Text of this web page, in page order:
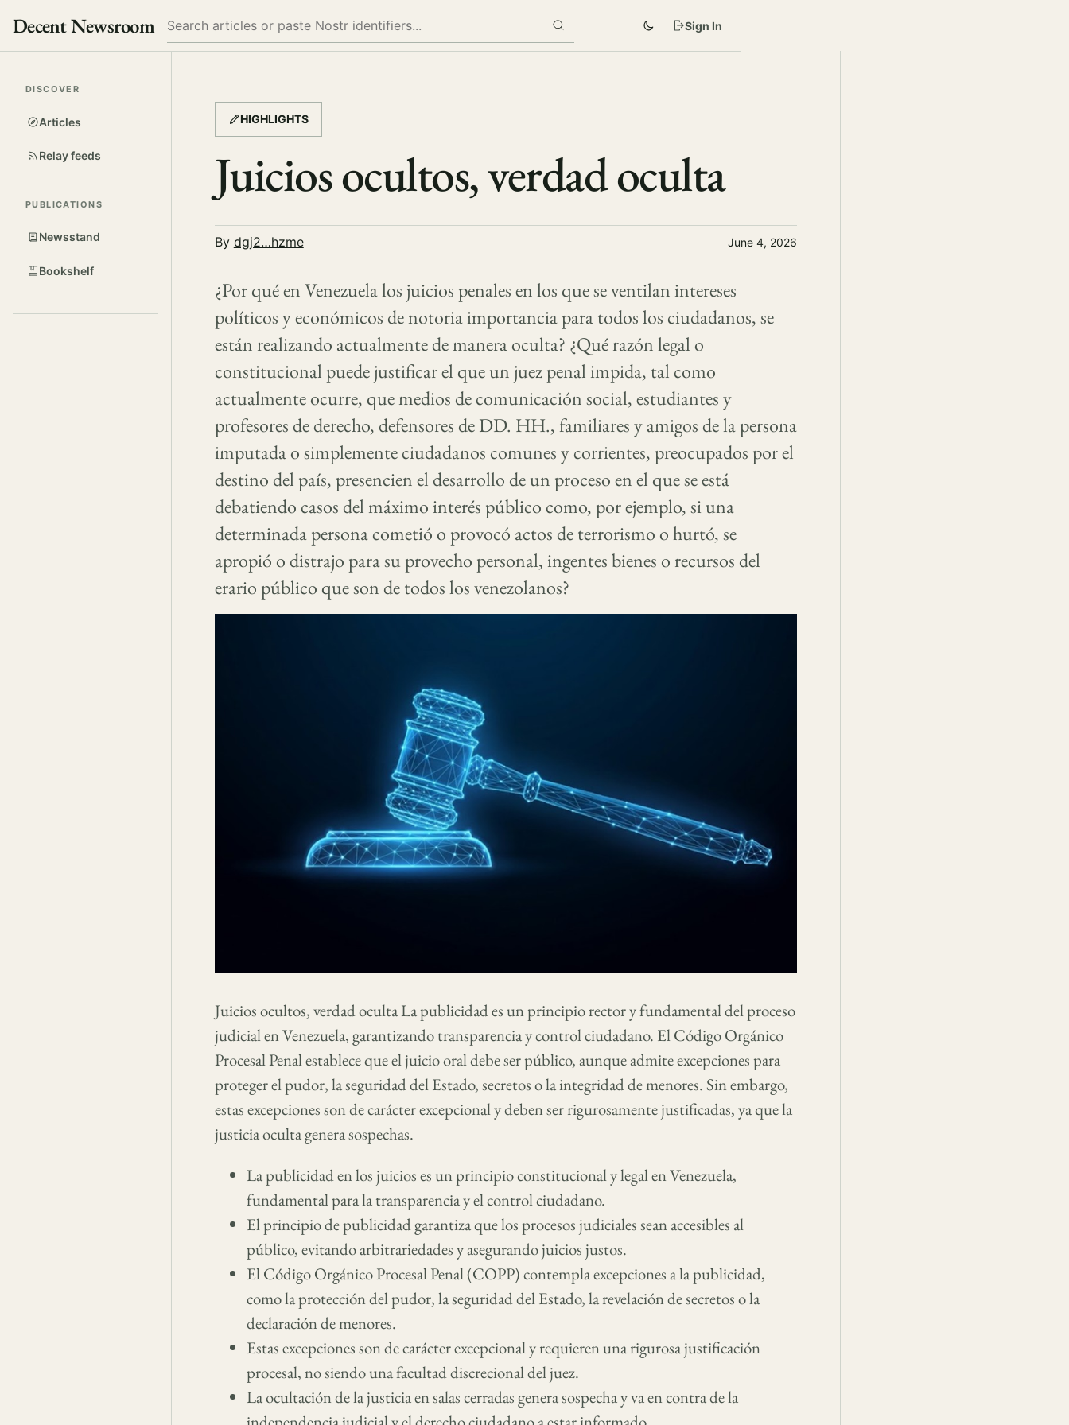
Decent Newsroom Search Sign In
DISCOVER
Articles
Relay feeds
PUBLICATIONS
Newsstand
Bookshelf
HIGHLIGHTS
Juicios ocultos, verdad oculta
By dgj2…hzme June 4, 2026
¿Por qué en Venezuela los juicios penales en los que se ventilan intereses
políticos y económicos de notoria importancia para todos los ciudadanos, se
están realizando actualmente de manera oculta? ¿Qué razón legal o
constitucional puede justificar el que un juez penal impida, tal como
actualmente ocurre, que medios de comunicación social, estudiantes y
profesores de derecho, defensores de DD. HH., familiares y amigos de la persona
imputada o simplemente ciudadanos comunes y corrientes, preocupados por el
destino del país, presencien el desarrollo de un proceso en el que se está
debatiendo casos del máximo interés público como, por ejemplo, si una
determinada persona cometió o provocó actos de terrorismo o hurtó, se
apropió o distrajo para su provecho personal, ingentes bienes o recursos del
erario público que son de todos los venezolanos?
Juicios ocultos, verdad oculta La publicidad es un principio rector y fundamental del proceso
judicial en Venezuela, garantizando transparencia y control ciudadano. El Código Orgánico
Procesal Penal establece que el juicio oral debe ser público, aunque admite excepciones para
proteger el pudor, la seguridad del Estado, secretos o la integridad de menores. Sin embargo,
estas excepciones son de carácter excepcional y deben ser rigurosamente justificadas, ya que la
justicia oculta genera sospechas.
La publicidad en los juicios es un principio constitucional y legal en Venezuela,
fundamental para la transparencia y el control ciudadano.
El principio de publicidad garantiza que los procesos judiciales sean accesibles al
público, evitando arbitrariedades y asegurando juicios justos.
El Código Orgánico Procesal Penal (COPP) contempla excepciones a la publicidad,
como la protección del pudor, la seguridad del Estado, la revelación de secretos o la
declaración de menores.
Estas excepciones son de carácter excepcional y requieren una rigurosa justificación
procesal, no siendo una facultad discrecional del juez.
La ocultación de la justicia en salas cerradas genera sospecha y va en contra de la